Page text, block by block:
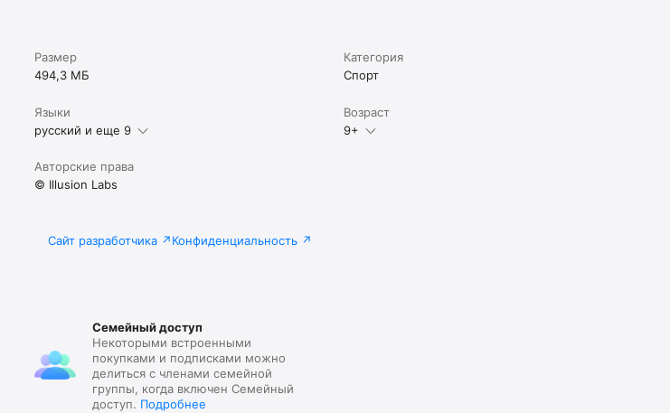
Размер
494,3 МБ
Категория
Спорт
Языки
русский и еще 9
Возраст
9+
Авторские права
© Illusion Labs
Сайт разработчика Конфиденциальность
Семейный доступ
Некоторыми встроенными
покупками и подписками можно
делиться с членами семейной
группы, когда включен Семейный
доступ. Подробнее